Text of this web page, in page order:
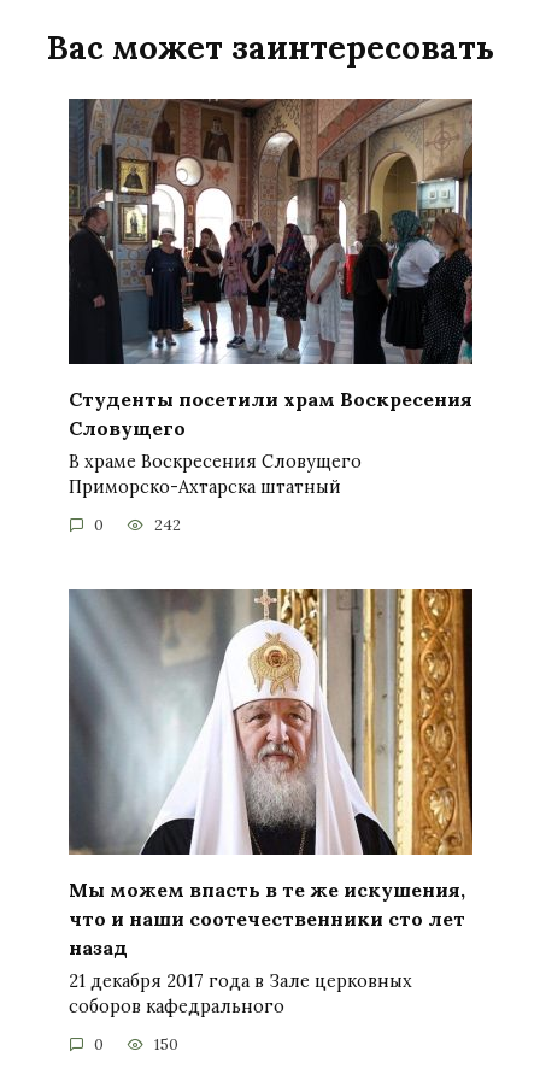
Вас может заинтересовать
Студенты посетили храм Воскресения
Словущего
В храме Воскресения Словущего
Приморско-Ахтарска штатный
0 242
Мы можем впасть в те же искушения,
что и наши соотечественники сто лет
назад
21 декабря 2017 года в Зале церковных
соборов кафедрального
0 150